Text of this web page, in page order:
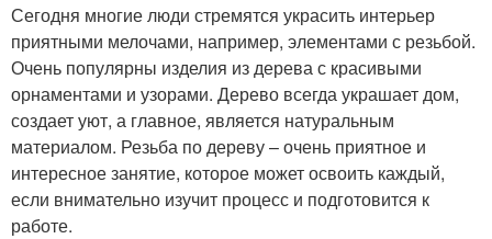
Сегодня многие люди стремятся украсить интерьер
приятными мелочами, например, элементами с резьбой.
Очень популярны изделия из дерева с красивыми
орнаментами и узорами. Дерево всегда украшает дом,
создает уют, а главное, является натуральным
материалом. Резьба по дереву – очень приятное и
интересное занятие, которое может освоить каждый,
если внимательно изучит процесс и подготовится к
работе.